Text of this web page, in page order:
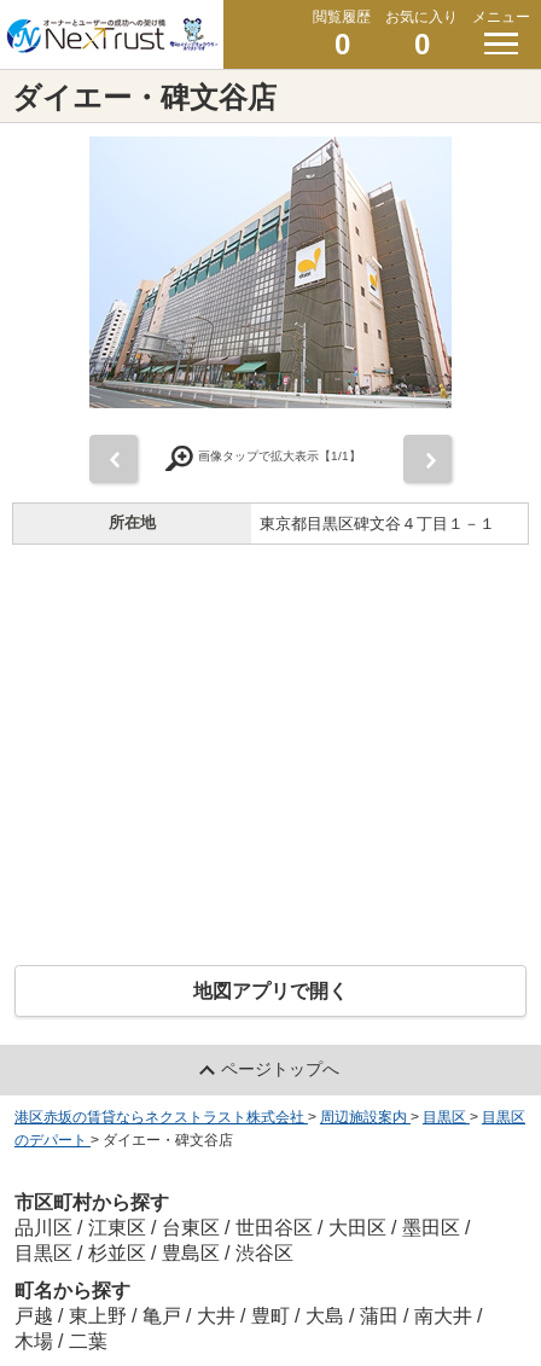
閲覧履歴
0
お気に入り
0
メニュー
ダイエー・碑文谷店
画像タップで拡大表示【1/1】
所在地 東京都目黒区碑文谷４丁目１－１
地図アプリで開く
ページトップへ
港区赤坂の賃貸ならネクストラスト株式会社 > 周辺施設案内 > 目黒区 > 目黒区
のデパート > ダイエー・碑文谷店
市区町村から探す
品川区 / 江東区 / 台東区 / 世田谷区 / 大田区 / 墨田区 /
目黒区 / 杉並区 / 豊島区 / 渋谷区
町名から探す
戸越 / 東上野 / 亀戸 / 大井 / 豊町 / 大島 / 蒲田 / 南大井 /
木場 / 二葉